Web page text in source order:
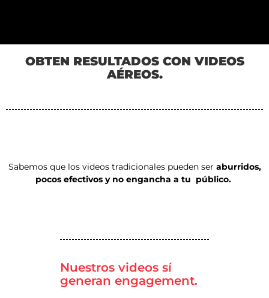
OBTEN RESULTADOS CON VIDEOS
AÉREOS.
Sabemos que los videos tradicionales pueden ser aburridos,
pocos efectivos y no engancha a tu público.
Nuestros videos sí
generan engagement.